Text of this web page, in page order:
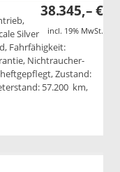
38.345,– €
incl. 19% MwSt.
Silver
Fahrfähigkeit:
Nichtraucher-
Zustand:
57.200 km,